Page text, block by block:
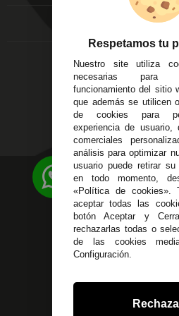
Local 3
Córdoba
14
Alzira -
C/ Esplugues,
Aviso Legal
Devoluciones
Política de
Pago Seguro
Terminos y
Condiciones
Políticas de
623
Atendemos
955 44 45 43/
Avenida
Local 3 Écija
Respetamos tu
Nuestro site utiliza
necesarias para
funcionamiento del sitio
que además se utilicen
de cookies para
experiencia de usuario,
comerciales
análisis para optimizar
usuario puede retirar su
en todo momento,
«Política de cookies».
aceptar todas las
botón Aceptar y
rechazarlas todas o
de las cookies
Configuración.